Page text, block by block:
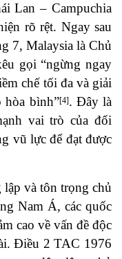
Lan – Campuchia
rõ rệt. Ngay sau
7, Malaysia là Chủ
gọi “ngừng ngay
chế tối đa và giải
hòa bình”[4] . Đây là
vai trò của đối
vũ lực để đạt được
và tôn trọng chủ
Nam Á, các quốc
cao về vấn đề độc
Điều 2 TAC 1976